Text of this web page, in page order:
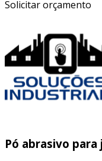
Solicitar orçamento
Pó abrasivo